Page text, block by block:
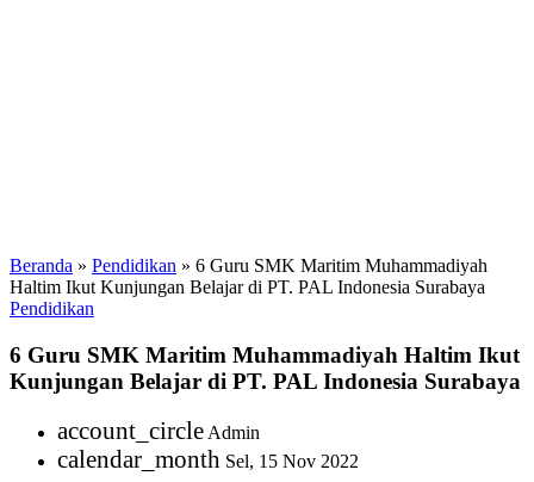
Beranda » Pendidikan » 6 Guru SMK Maritim Muhammadiyah
Haltim Ikut Kunjungan Belajar di PT. PAL Indonesia Surabaya
Pendidikan
6 Guru SMK Maritim Muhammadiyah Haltim Ikut
Kunjungan Belajar di PT. PAL Indonesia Surabaya
account_circleAdmin
calendar_month Sel, 15 Nov 2022